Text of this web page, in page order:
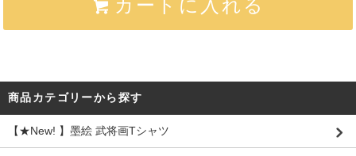
商品カテゴリーから探す
【★New! 】墨絵 武将画Tシャツ